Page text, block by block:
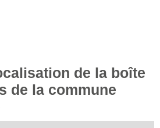
de la boîte
de la commune